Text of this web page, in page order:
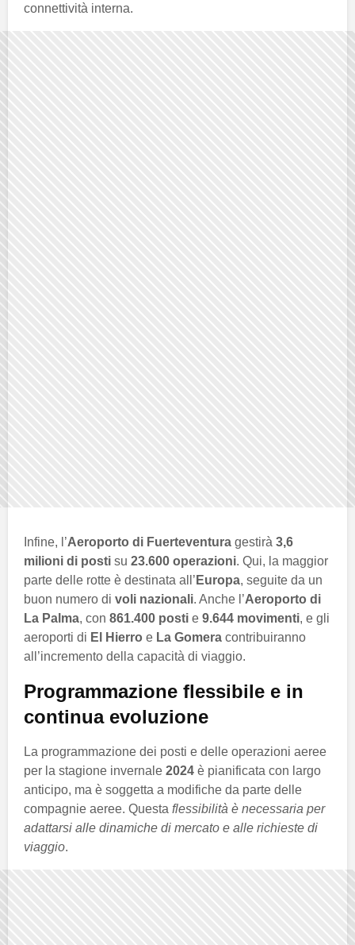
connettività interna.
Infine, l’Aeroporto di Fuerteventura gestirà 3,6
milioni di posti su 23.600 operazioni. Qui, la maggior
parte delle rotte è destinata all’ Europa, seguite da un
buon numero di voli nazionali. Anche l’Aeroporto di
La Palma, con 861.400 posti e 9.644 movimenti, e gli
aeroporti di El Hierro e La Gomera contribuiranno
all’incremento della capacità di viaggio.
Programmazione flessibile e in
continua evoluzione
La programmazione dei posti e delle operazioni aeree
per la stagione invernale 2024 è pianificata con largo
anticipo, ma è soggetta a modifiche da parte delle
compagnie aeree. Questa flessibilità è necessaria per
adattarsi alle dinamiche di mercato e alle richieste di
viaggio.